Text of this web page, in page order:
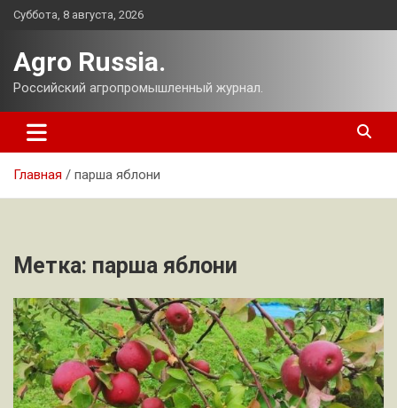
Перейти
Суббота, 8 августа, 2026
Agro Russia.
Российский агропромышленный журнал.
Главная парша яблони
Метка: парша яблони